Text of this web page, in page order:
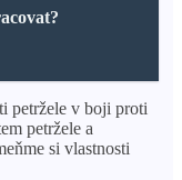
petržele v boji proti
petržele a
si vlastnosti